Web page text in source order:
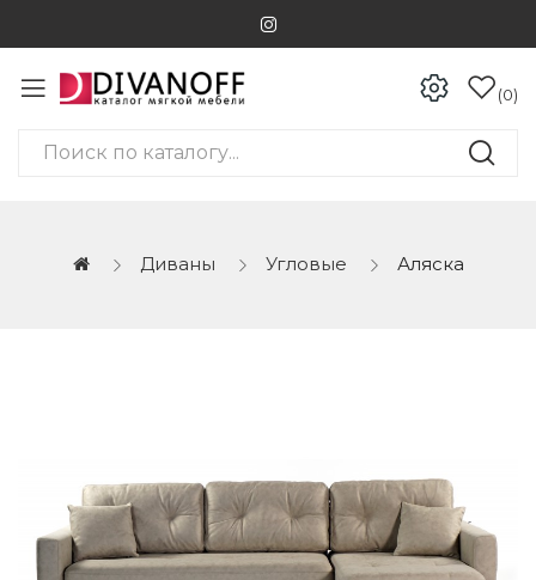
0
Диваны Угловые Аляска